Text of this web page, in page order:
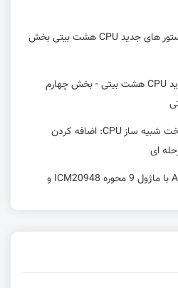
اضافه کردن دستور های جدید CPU هشت بیتی بخش
دستور های جدید CPU هشت بیتی - بخش چهارم
بخش سوم ساخت شبیه ساز CPU: اضافه کردن
ای
راه اندازی AHRS با ماژول 9 محوره ICM20948 و